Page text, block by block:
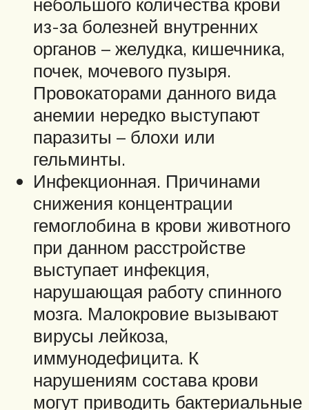
из-за болезней внутренних
органов – желудка, кишечника,
почек, мочевого пузыря.
Провокаторами данного вида
анемии нередко выступают
паразиты – блохи или
гельминты.
Инфекционная. Причинами
снижения концентрации
гемоглобина в крови животного
при данном расстройстве
выступает инфекция,
нарушающая работу спинного
мозга. Малокровие вызывают
вирусы лейкоза,
иммунодефицита. К
нарушениям состава крови
могут приводить бактериальные